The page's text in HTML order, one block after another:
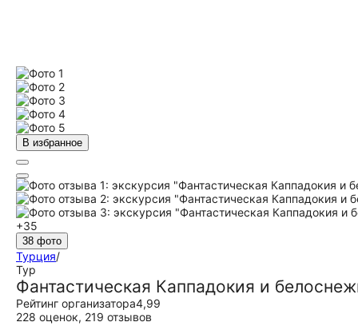
В избранное
+35
38 фото
Турция/
Тур
Фантастическая Каппадокия и
Рейтинг организатора4,99
228 оценок, 219 отзывов